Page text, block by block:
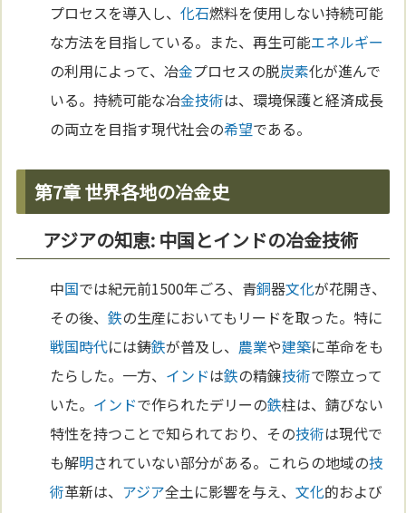
プロセスを導入し、化石燃料を使用しない持続可能
な方法を目指している。また、再生可能エネルギー
の利用によって、冶金プロセスの脱炭素化が進んで
いる。持続可能な冶金技術は、環境保護と経済成長
の両立を目指す現代社会の希望である。
第7章 世界各地の冶金史
アジアの知恵: 中国とインドの冶金技術
中国では紀元前1500年ごろ、青銅器文化が花開き、
その後、鉄の生産においてもリードを取った。特に
戦国時代には鋳鉄が普及し、 農業や建築に革命をも
たらした。一方、 インドは鉄の精錬技術で際立って
いた。 インドで作られたデリーの鉄柱は、錆びない
特性を持つことで知られており、その技術は現代で
も解明されていない部分がある。これらの地域の技
術革新は、 アジア全土に影響を与え、文化的および